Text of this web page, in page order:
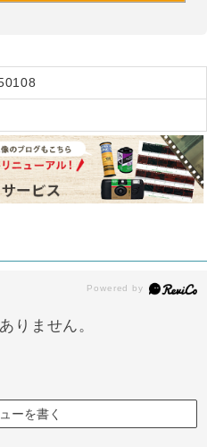
りません。
ーを書く